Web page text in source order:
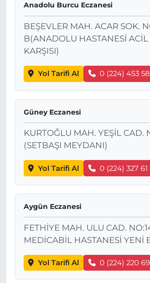
Anadolu Burcu Eczanesi
BEŞEVLER MAH. ACAR SOK.
B(ANADOLU HASTANESİ ACİL
KARŞISI)
Yol Tarifi Al 0 (224) 453
Güney Eczanesi
KURTOĞLU MAH. YEŞİL CAD.
(SETBAŞI MEYDANI)
Yol Tarifi Al 0 (224) 327 61
Aygün Eczanesi
FETHİYE MAH. ULU CAD.
MEDİCABİL HASTANESİ YENİ
Yol Tarifi Al 0 (224) 220